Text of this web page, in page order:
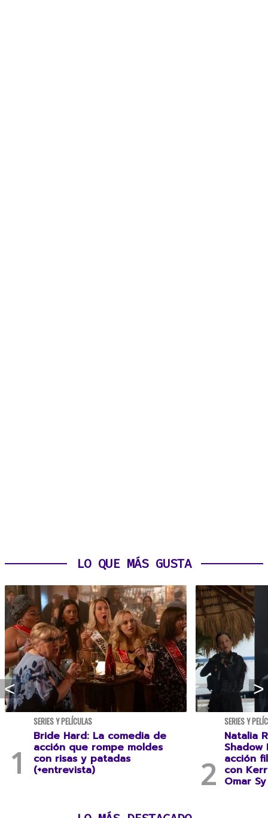
LO QUE MÁS GUSTA
SERIES Y PELÍCULAS
Bride Hard: La comedia de
acción que rompe moldes
con risas y patadas
(+entrevista)
SERIES Y
Natalia
acción
con
Omar